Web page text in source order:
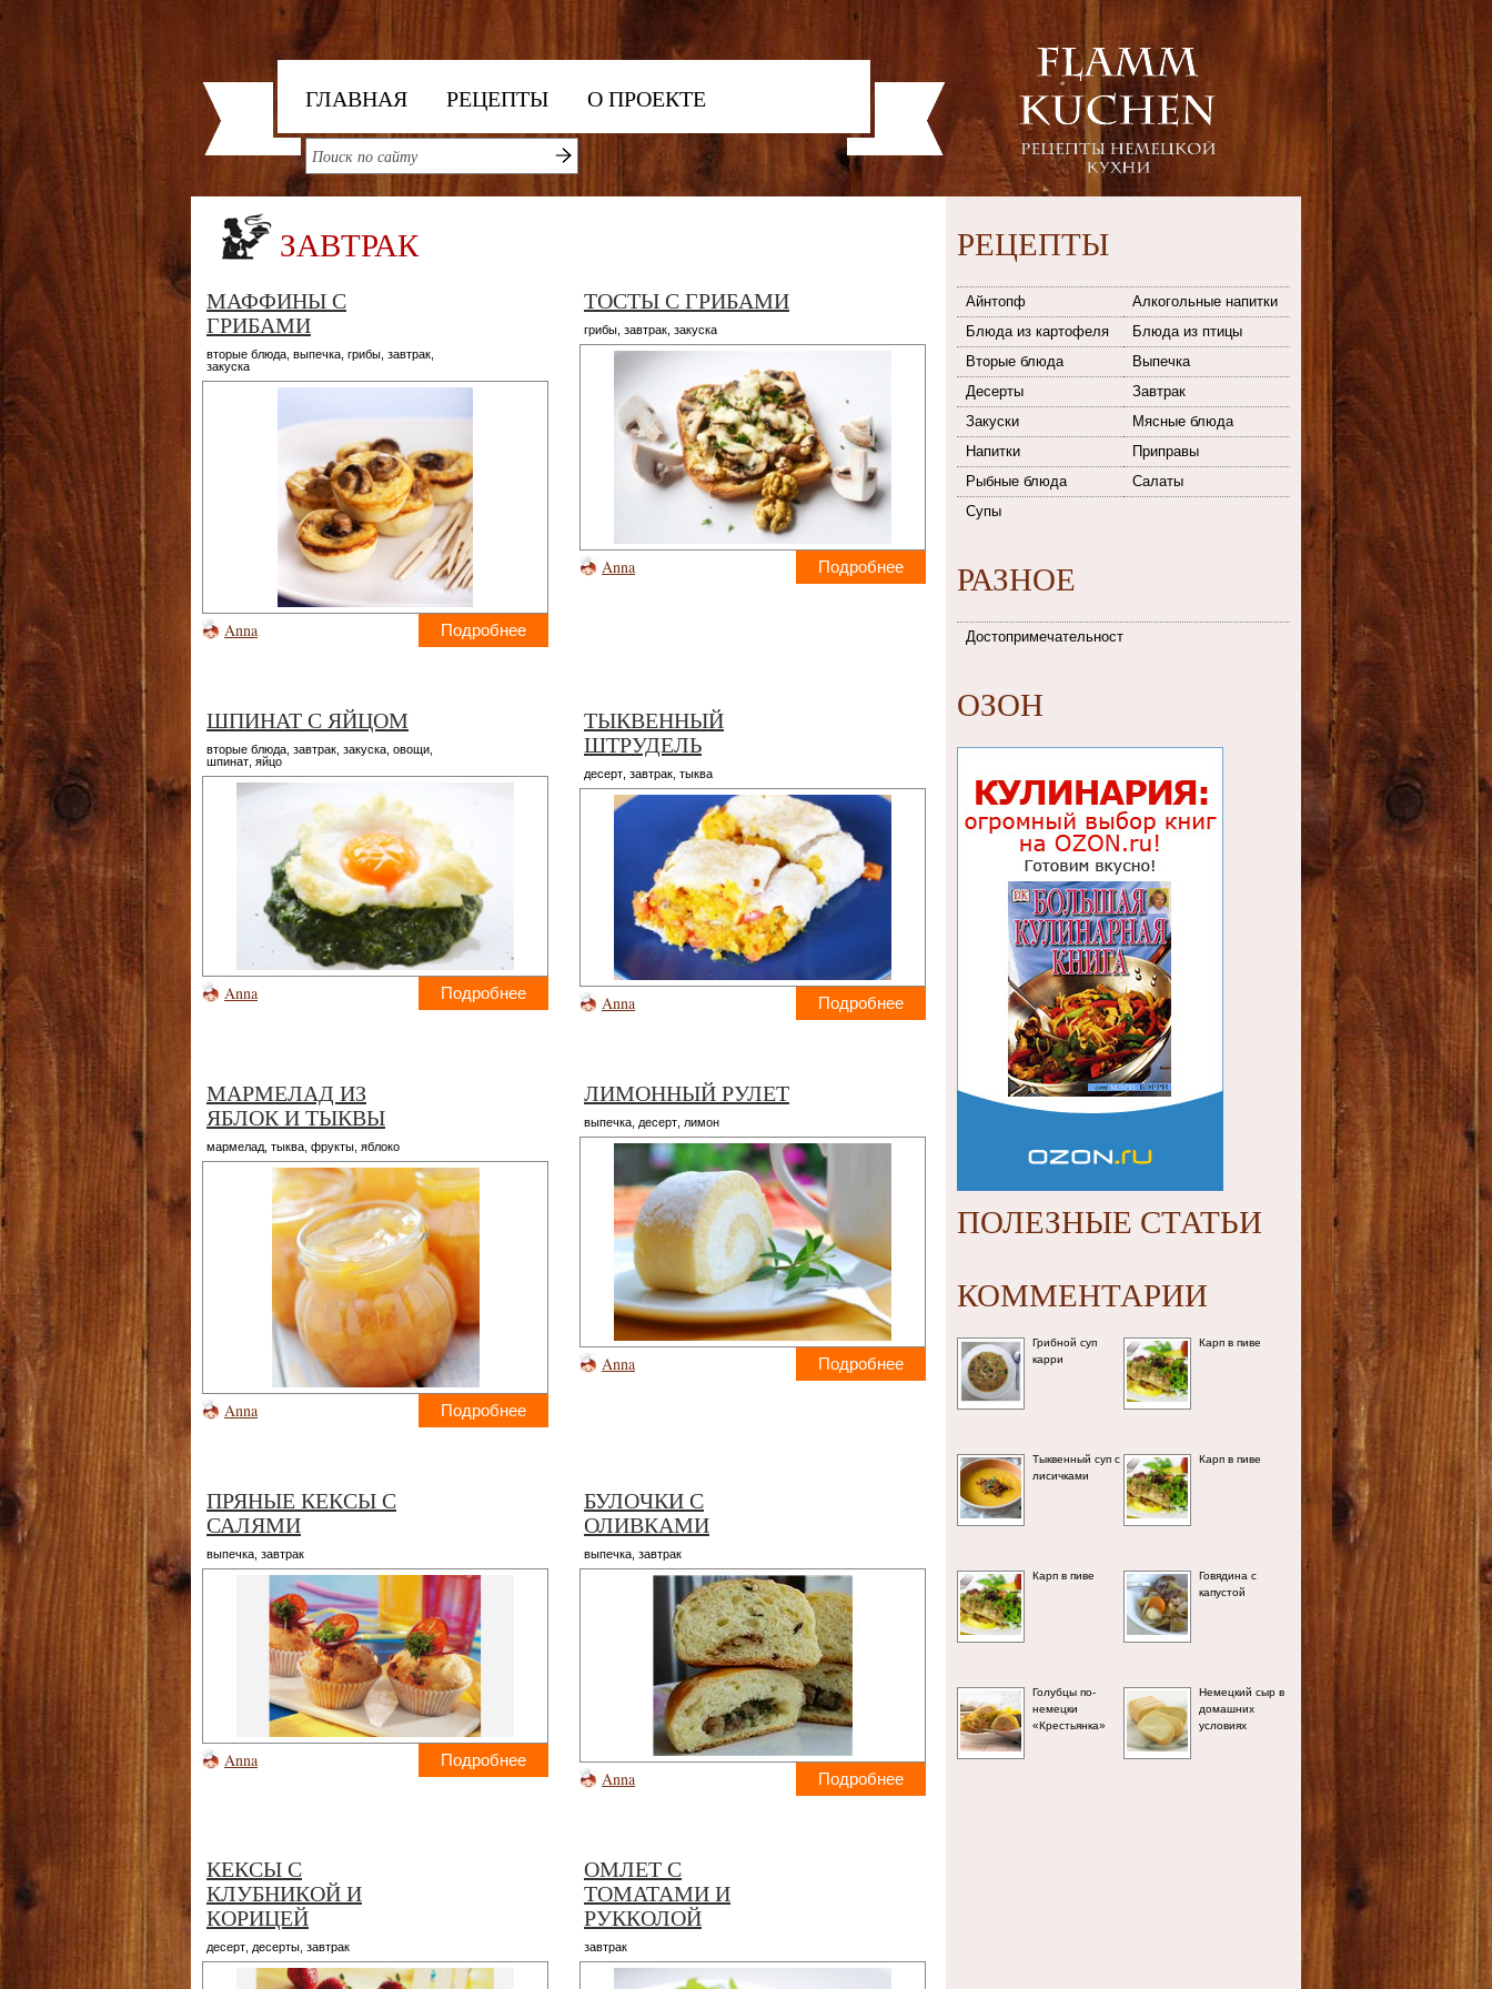
ГЛАВНАЯ РЕЦЕПТЫ О ПРОЕКТЕ
ЗАВТРАК
МАФФИНЫ С
ГРИБАМИ
вторые блюда выпечка грибы завтрак
закуска
Anna Подробнее
ТОСТЫ С ГРИБАМИ
грибы завтрак закуска
Anna Подробнее
ШПИНАТ С ЯЙЦОМ
вторые блюда завтрак закуска овощи
шпинат яйцо
Anna Подробнее
ТЫКВЕННЫЙ
ШТРУДЕЛЬ
десерт завтрак тыква
Anna Подробнее
МАРМЕЛАД ИЗ
ЯБЛОК И ТЫКВЫ
мармелад тыква фрукты яблоко
Anna Подробнее
ЛИМОННЫЙ РУЛЕТ
выпечка десерт лимон
Anna Подробнее
ПРЯНЫЕ КЕКСЫ С
САЛЯМИ
выпечка завтрак
Anna Подробнее
БУЛОЧКИ С
ОЛИВКАМИ
выпечка завтрак
Anna Подробнее
КЕКСЫ С
КЛУБНИКОЙ И
КОРИЦЕЙ
десерт десерты завтрак
ОМЛЕТ С
ТОМАТАМИ И
РУККОЛОЙ
завтрак
РЕЦЕПТЫ
Айнтопф
Алкогольные напитки
Блюда из картофеля
Блюда из птицы
Вторые блюда
Выпечка
Десерты
Завтрак
Закуски
Мясные блюда
Напитки
Приправы
Рыбные блюда
Салаты
Супы
РАЗНОЕ
Достопримечательности
ОЗОН
ПОЛЕЗНЫЕ СТАТЬИ
КОММЕНТАРИИ
Грибной суп
карри
Карп в пиве
Тыквенный суп с
лисичками
Карп в пиве
Карп в пиве Говядина с
капустой
Голубцы по-
немецки
«Крестьянка»
Немецкий сыр в
домашних
условиях